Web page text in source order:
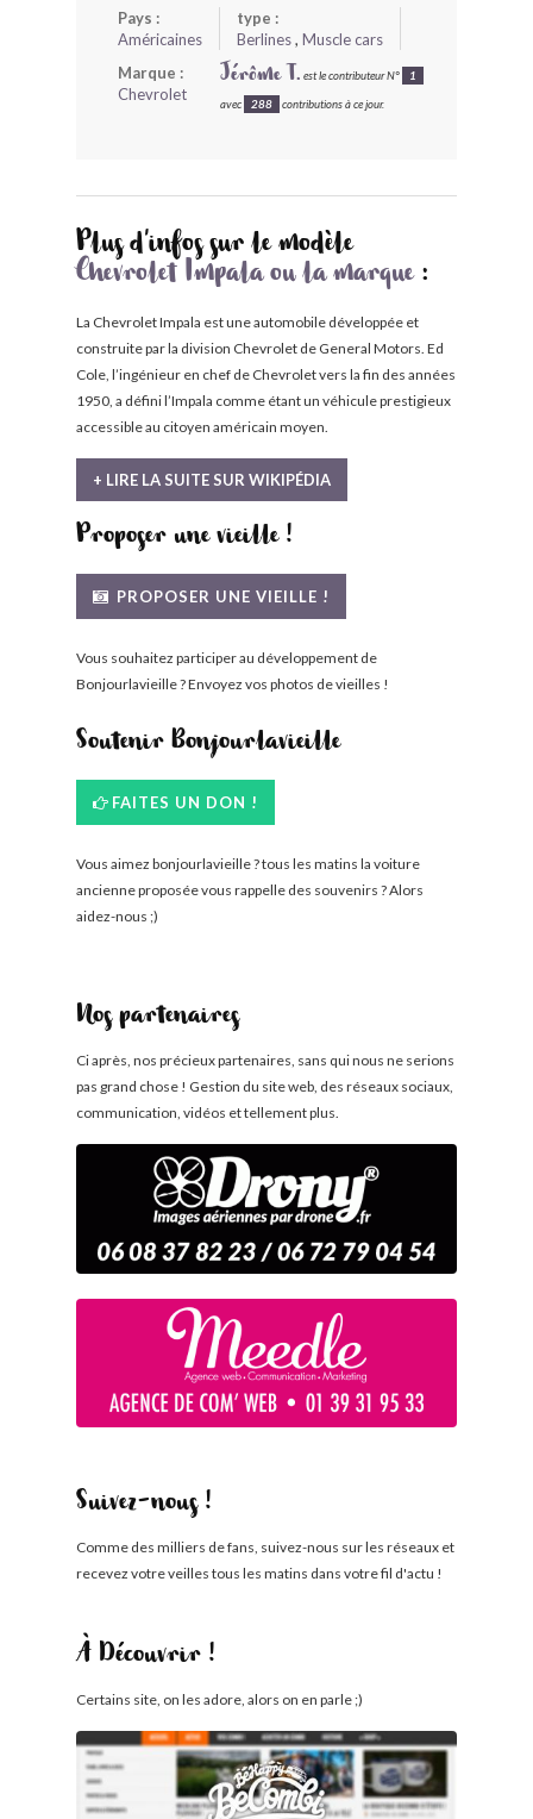
Pays :
Américaines
type :
Berlines, Muscle cars
Marque :
Chevrolet
Jérôme T. est le contributeur N° 1
avec 288 contributions à ce jour.
Plus d'infos sur le modèle
Chevrolet Impala ou la marque:
La Chevrolet Impala est une automobile développée et
construite par la division Chevrolet de General Motors. Ed
Cole, l’ingénieur en chef de Chevrolet vers la fin des années
1950, a défini l’Impala comme étant un véhicule prestigieux
accessible au citoyen américain moyen.
+ LIRE LA SUITE SUR WIKIPÉDIA
Proposer une vieille !
PROPOSER UNE VIEILLE !
Vous souhaitez participer au développement de
Bonjourlavieille ? Envoyez vos photos de vieilles !
Soutenir Bonjourlavieille
FAITES UN DON !
Vous aimez bonjourlavieille ? tous les matins la voiture
ancienne proposée vous rappelle des souvenirs ? Alors
aidez-nous ;)
Nos partenaires
Ci après, nos précieux partenaires, sans qui nous ne serions
pas grand chose ! Gestion du site web, des réseaux sociaux,
communication, vidéos et tellement plus.
Suivez-nous !
Comme des milliers de fans, suivez-nous sur les réseaux et
recevez votre veilles tous les matins dans votre fil d'actu !
À Découvrir !
Certains site, on les adore, alors on en parle ;)